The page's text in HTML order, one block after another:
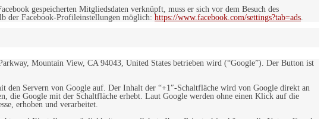
gespeicherten Mitgliedsdaten verknüpft, muss er sich vor dem Besuch des
der Facebook-Profileinstellungen möglich: https://www.facebook.com/settings?tab=ads.
Mountain View, CA 94043, United States betrieben wird (“Google”). Der Button ist
den Servern von Google auf. Der Inhalt der “+1″-Schaltfläche wird von Google direkt an
die Google mit der Schaltfläche erhebt. Laut Google werden ohne einen Klick auf die
erhoben und verarbeitet.